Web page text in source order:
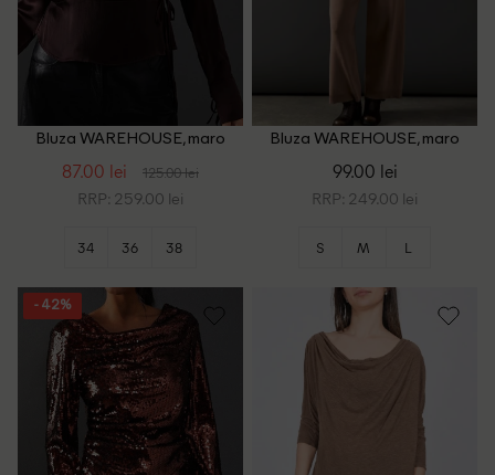
Bluza WAREHOUSE, maro
87.00 lei 125.00 lei
RRP: 259.00 lei
34 36 38
Bluza WAREHOUSE, maro
99.00 lei
RRP: 249.00 lei
S M L
- 42%